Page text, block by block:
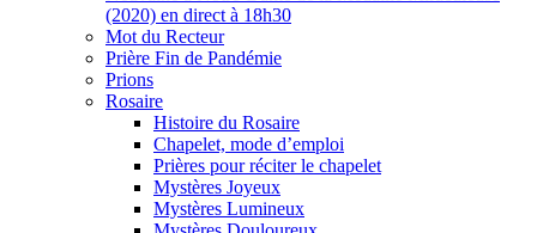
(2020) en direct à 18h30
Mot du Recteur
Prière Fin de Pandémie
Prions
Rosaire
Histoire du Rosaire
Chapelet, mode d’emploi
Prières pour réciter le chapelet
Mystères Joyeux
Mystères Lumineux